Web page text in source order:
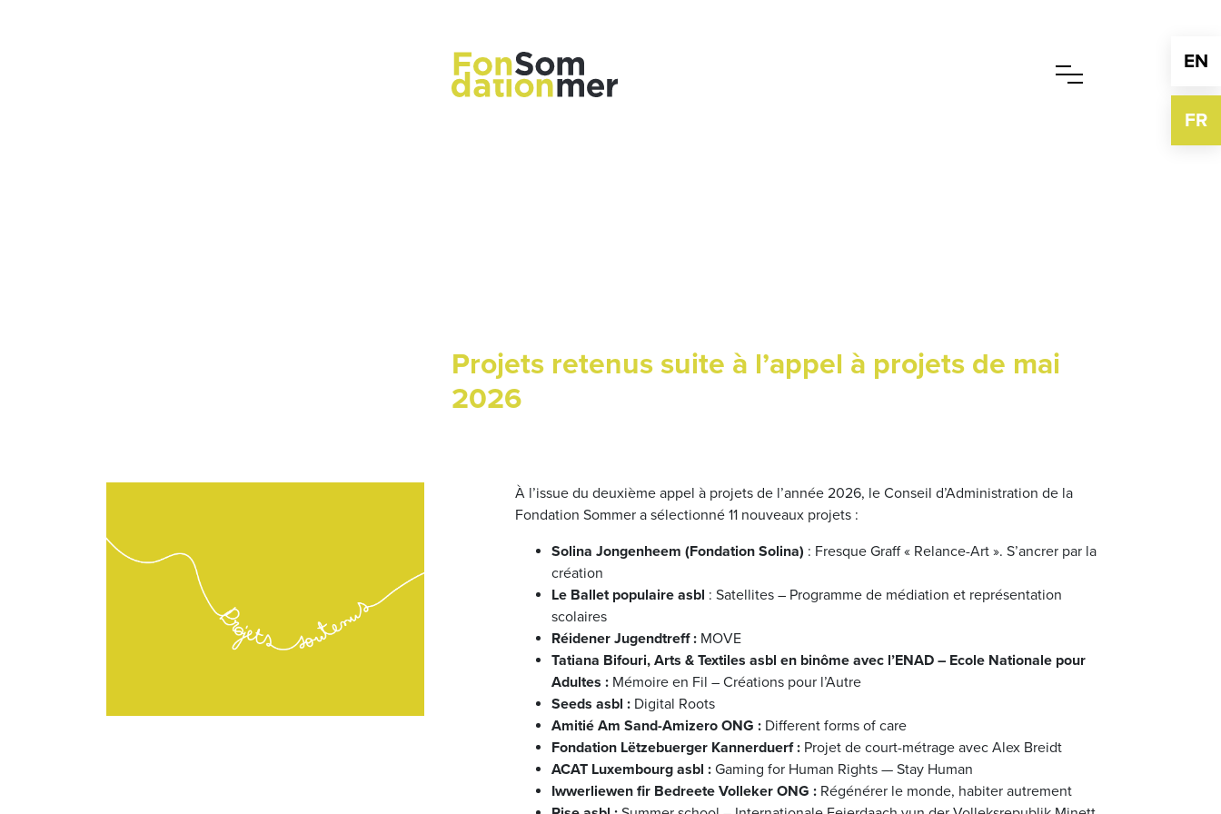
EN
FR
Projets retenus suite à l’appel à projets de mai
2026
À l’issue du deuxième appel à projets de l’année 2026, le Conseil d’Administration de la
Fondation Sommer a sélectionné 11 nouveaux projets :
Solina Jongenheem (Fondation Solina) : Fresque Graff « Relance-Art ». S’ancrer par la
création
Le Ballet populaire asbl : Satellites – Programme de médiation et représentation
scolaires
Réidener Jugendtreff : MOVE
Tatiana Bifouri, Arts & Textiles asbl en binôme avec l’ENAD – Ecole Nationale pour
Adultes : Mémoire en Fil – Créations pour l’Autre
Seeds asbl : Digital Roots
Amitié Am Sand-Amizero ONG : Different forms of care
Fondation Lëtzebuerger Kannerduerf : Projet de court-métrage avec Alex Breidt
ACAT Luxembourg asbl : Gaming for Human Rights — Stay Human
Iwwerliewen fir Bedreete Volleker ONG : Régénérer le monde, habiter autrement